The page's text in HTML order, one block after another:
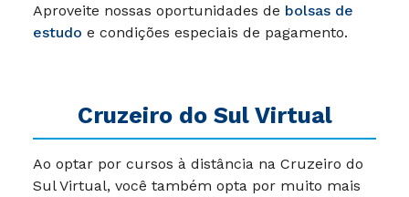
Aproveite nossas oportunidades de bolsas de
estudo e condições especiais de pagamento.
Cruzeiro do Sul Virtual
Ao optar por cursos à distância na Cruzeiro do
Sul Virtual, você também opta por muito mais